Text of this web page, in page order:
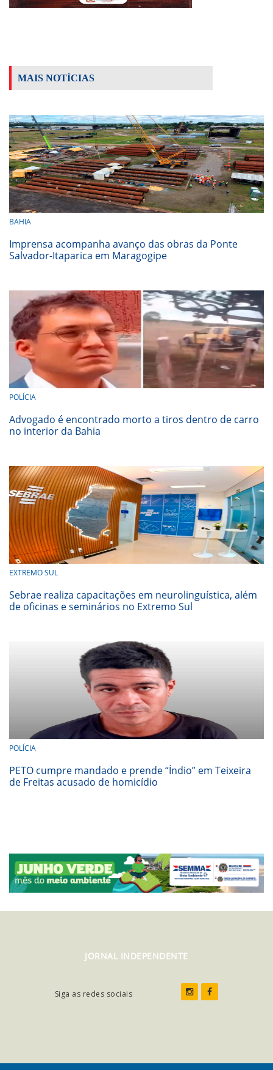
MAIS NOTÍCIAS
BAHIA
Imprensa acompanha avanço das obras da Ponte
Salvador-Itaparica em Maragogipe
POLÍCIA
Advogado é encontrado morto a tiros dentro de carro
no interior da Bahia
EXTREMO SUL
Sebrae realiza capacitações em neurolinguística, além
de oficinas e seminários no Extremo Sul
POLÍCIA
PETO cumpre mandado e prende “Índio” em Teixeira
de Freitas acusado de homicídio
JORNAL INDEPENDENTE
Siga as redes sociais